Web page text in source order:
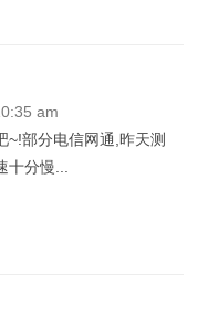
am
~!部分电信网通,昨天测
分慢...